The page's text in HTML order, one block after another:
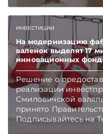
ИНВЕСТИЦИИ
На модернизацию
валенок выделят 17
инновационных
Решение о
реализации
Смиловичской
принято
Подписывайтесь на
Главное об